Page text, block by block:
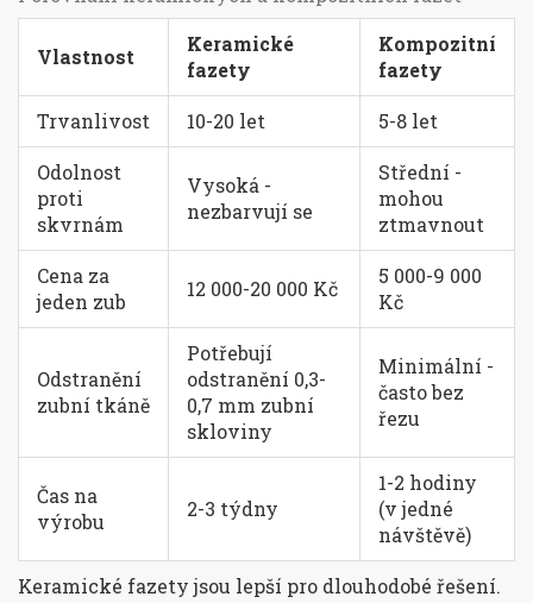
Vlastnost
Keramické
fazety
Kompozitní
fazety
Trvanlivost 10-20 let 5-8 let
Odolnost
proti
skvrnám
Vysoká -
nezbarvují se
Střední -
mohou
ztmavnout
Cena za
jeden zub
12 000-20 000 Kč
5 000-9 000
Kč
Odstranění
zubní tkáně
Potřebují
odstranění 0,3-
0,7 mm zubní
skloviny
Minimální -
často bez
řezu
Čas na
výrobu
2-3 týdny
1-2 hodiny
(v jedné
návštěvě)
Keramické fazety jsou lepší pro dlouhodobé řešení.